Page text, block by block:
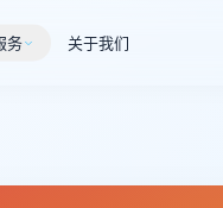
务 关于我们